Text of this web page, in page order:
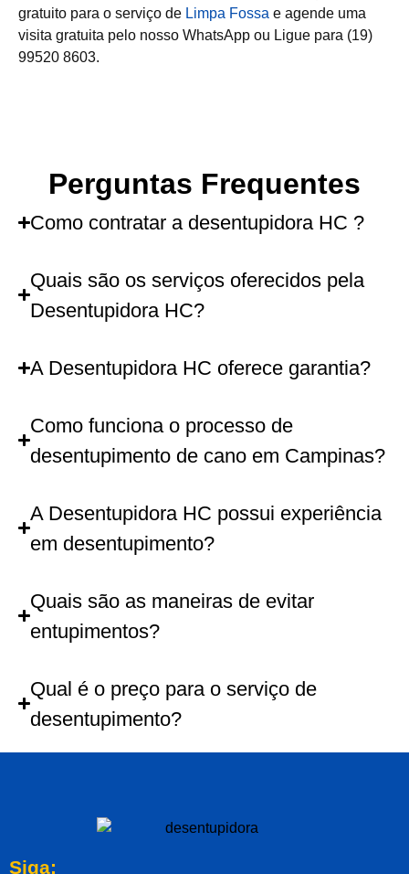
gratuito para o serviço de Limpa Fossa e agende uma
visita gratuita pelo nosso WhatsApp ou Ligue para (19)
99520 8603.
Perguntas Frequentes
Como contratar a desentupidora HC ?
Quais são os serviços oferecidos pela
Desentupidora HC?
A Desentupidora HC oferece garantia?
Como funciona o processo de
desentupimento de cano em Campinas?
A Desentupidora HC possui experiência
em desentupimento?
Quais são as maneiras de evitar
entupimentos?
Qual é o preço para o serviço de
desentupimento?
Siga: